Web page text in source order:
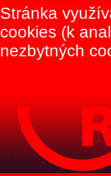
Stránka
cookies (k
nezbytných